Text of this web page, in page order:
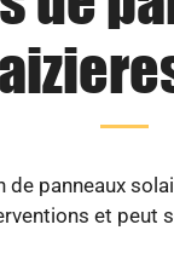
panneaux
et peut